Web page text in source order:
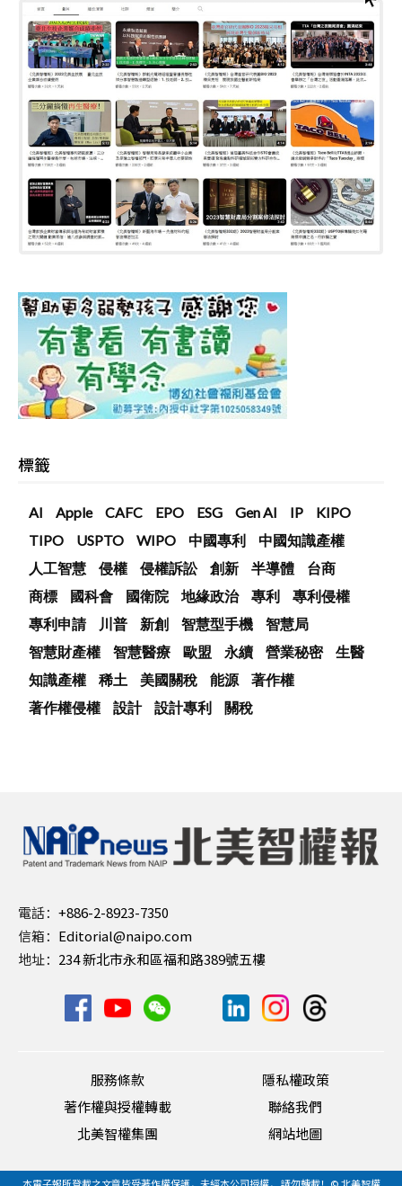
標籤
AI Apple CAFC EPO ESG Gen AI IP
KIPO
TIPO
USPTO WIPO 中國專利
中國知識產權
人工智慧
侵權 侵權訴訟 創新 半導體
台商
商標
國科會 國衛院 地緣政治 專利
專利侵權
專利申請
川普 新創 智慧型手機
智慧局
智慧財產權
智慧醫療 歐盟 永續 營業秘密
生醫
知識產權
稀土 美國關稅 能源
著作權
著作權侵權
設計 設計專利 關稅
電話： +886-2-8923-7350
信箱： Editorial@naipo.com
地址： 234 新北市永和區福和路389號五樓
服務條款
隱私權政策
著作權與授權轉載
聯絡我們
北美智權集團
網站地圖